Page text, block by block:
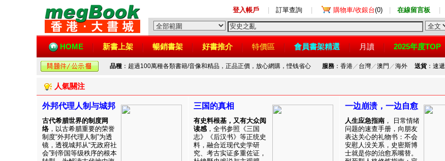
登入帳戶 訂單查詢 購物車/收銀台(0) 在線留言板
HOME 新書上架 暢銷書架 好書推介 特價區 會員書架精選 月讀 2025年度TOP
品種 ：超過100萬種各類書籍/音像和精品，正品正價，放心網購，悭钱省心 服務：香港／ 台灣／澳門 ／海外 送貨：速遞
人氣關注
外邦代理人制与城邦
古代希腊世界的制度网
络 ，以古希腊重要的荣誉
制度“外邦代理人制”为透
镜，透视城邦从“无政府社
会”到帝国等级秩序的根本
三国的真相
有史料根基，又有大众阅
读感 ，全书参照《三国
志》《后汉书》等正统史
料，融合近现代史学研
究、考古实证多重佐证，
一边崩溃，一边自愈
人生应急指南 ， 日常情绪
问题的速查手册，向朋友
表达关心的礼物书：不会
安慰人没关系，史密斯博
士就是你的治愈系嘴替。